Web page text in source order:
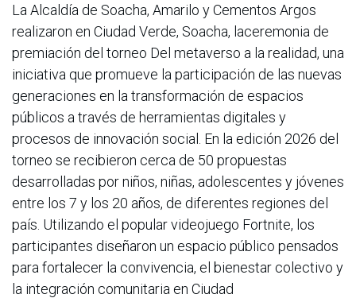
La Alcaldía de Soacha, Amarilo y Cementos Argos
realizaron en Ciudad Verde, Soacha, laceremonia de
premiación del torneo Del metaverso a la realidad, una
iniciativa que promueve la participación de las nuevas
generaciones en la transformación de espacios
públicos a través de herramientas digitales y
procesos de innovación social. En la edición 2026 del
torneo se recibieron cerca de 50 propuestas
desarrolladas por niños, niñas, adolescentes y jóvenes
entre los 7 y los 20 años, de diferentes regiones del
país. Utilizando el popular videojuego Fortnite, los
participantes diseñaron un espacio público pensados
para fortalecer la convivencia, el bienestar colectivo y
la integración comunitaria en Ciudad